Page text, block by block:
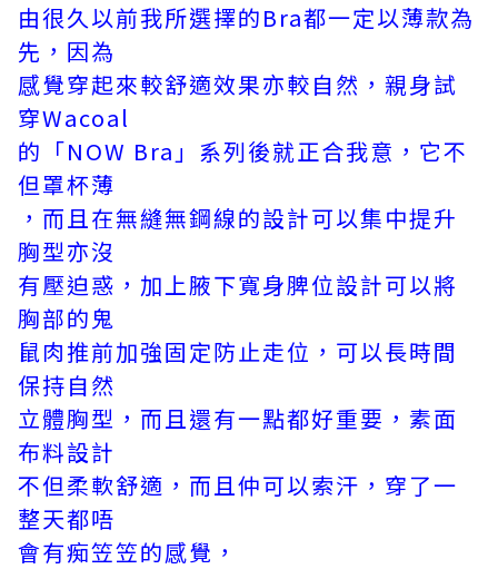
由很久以前我所選擇的Bra都一定以薄款為
先，因為
感覺穿起來較舒適效果亦較自然，親身試
穿Wacoal
的「NOW Bra」系列後就正合我意，它不
但罩杯薄
，而且在無縫無鋼線的設計可以集中提升
胸型亦沒
有壓迫惑，加上腋下寬身脾位設計可以將
胸部的鬼
鼠肉推前加強固定防止走位，可以長時間
保持自然
立體胸型，而且還有一點都好重要，素面
布料設計
不但柔軟舒適，而且仲可以索汗，穿了一
整天都唔
會有痴笠笠的感覺，